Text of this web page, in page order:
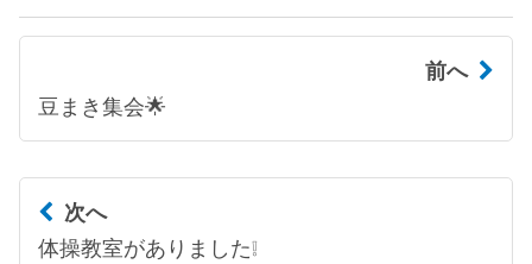
前へ
豆まき集会🌟
次へ
体操教室がありました❕